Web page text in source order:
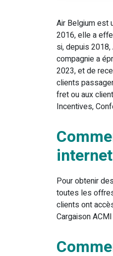
Air Belgium est
2016, elle a
si, depuis
compagnie a
2023, et de
clients
fret ou aux
Incentives,
Pour obtenir
toutes les
clients ont
Cargaison